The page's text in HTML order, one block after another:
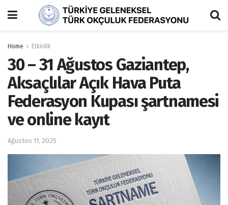
Home Etkinlik
30 – 31 Ağustos Gaziantep,
Aksaçlılar Açık Hava Puta
Federasyon Kupası şartnamesi
ve online kayıt
Ağustos 11, 2025